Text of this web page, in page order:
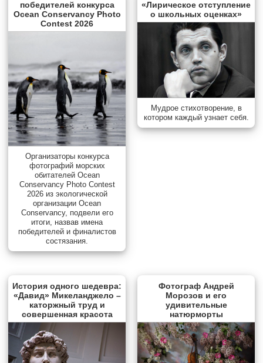
победителей конкурса
Ocean Conservancy Photo
Contest 2026
Организаторы конкурса
фотографий морских
обитателей Ocean
Conservancy Photo Contest
2026 из экологической
организации Ocean
Conservancy, подвели его
итоги, назвав имена
победителей и финалистов
состязания.
«Лирическое отступление
о школьных оценках»
Мудрое стихотворение, в
котором каждый узнает себя.
История одного шедевра:
«Давид» Микеланджело –
каторжный труд и
совершенная красота
Фотограф Андрей
Морозов и его
удивительные
натюрморты